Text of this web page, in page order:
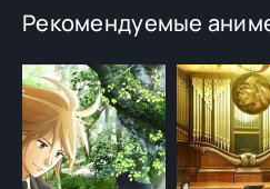
Рекомендуемые